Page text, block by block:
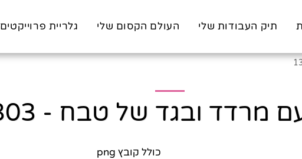
תיק העבודות שלי העולם הקסום שלי גלריית פרוייקטים
מרדד ובגד של טבח - 1303
כולל קובץ png